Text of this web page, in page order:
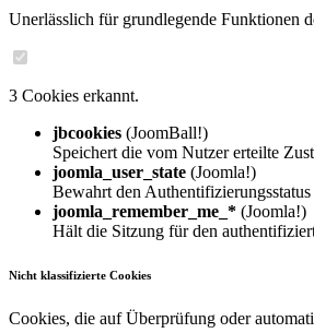
Unerlässlich für grundlegende Funktionen
3 Cookies erkannt.
jbcookies (JoomBall!)
Speichert die vom Nutzer erteilte
joomla_user_state (Joomla!)
Bewahrt den Authentifizierungsstatus
joomla_remember_me_* (Joomla!)
Hält die Sitzung für den
Nicht klassifizierte Cookies
Cookies, die auf Überprüfung oder